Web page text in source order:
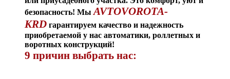
безопасность! Мы AVTOVOROTA-
KRD гарантируем качество и надежность
приобретаемой у нас автоматики, роллетных и
воротных конструкций!
9 причин выбрать нас: